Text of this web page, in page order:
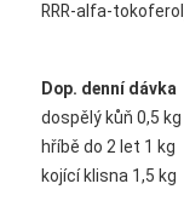
RRR-alfa-
Dop. denní dávka
dospělý kůň 0,5 kg
hříbě do 2 let 1 kg
kojící klisna 1,5 kg